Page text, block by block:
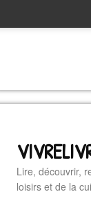
Lire, découvrir,
loisirs et de la